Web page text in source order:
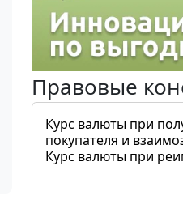
Правовые
Курс валюты при
покупателя и
Курс валюты при